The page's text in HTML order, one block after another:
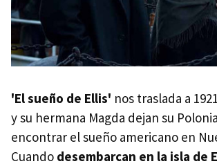
'El sueño de Ellis' nos traslada a
y su hermana Magda dejan su
encontrar el sueño americano en
Cuando desembarcan en la isla de